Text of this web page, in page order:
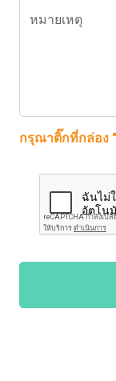
หมายเหตุ
กรุณาติ๊กที่กล่อง